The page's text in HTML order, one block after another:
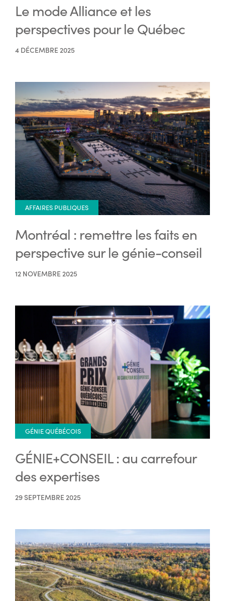
Le mode Alliance et les
perspectives pour le Québec
4 DÉCEMBRE 2025
AFFAIRES PUBLIQUES
Montréal : remettre les faits en
perspective sur le génie-conseil
12 NOVEMBRE 2025
GÉNIE QUÉBÉCOIS
GÉNIE+CONSEIL : au carrefour
des expertises
29 SEPTEMBRE 2025